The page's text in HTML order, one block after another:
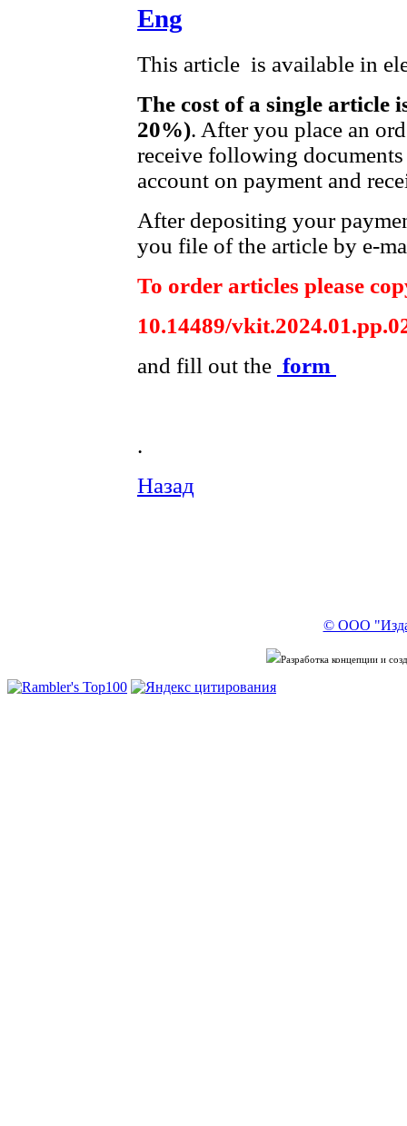
Eng
This article is available in
The cost of a single article
20%). After you place an
receive following
account on payment and
After depositing your
you file of the article by e-
To order articles please
10.14489/
and fill out the form
.
Назад
© ООО
Разработка концепции и